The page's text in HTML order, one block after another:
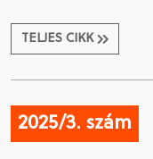
TELJES CIKK
2025/3. szám